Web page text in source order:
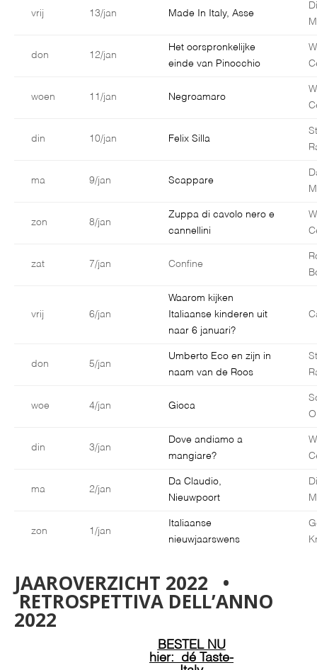
vrij 13/jan Made In Italy, Asse
don 12/jan
Het oorspronkelijke
einde van Pinocchio
woen 11/jan Negroamaro
din 10/jan Felix Silla
ma 9/jan Scappare
zon 8/jan
Zuppa di cavolo nero e
cannellini
zat 7/jan Confine
vrij 6/jan
Waarom kijken
Italiaanse kinderen uit
naar 6 januari?
don 5/jan
Umberto Eco en zijn in
naam van de Roos
woe 4/jan Gioca
din 3/jan
Dove andiamo a
mangiare?
ma 2/jan
Da Claudio,
Nieuwpoort
zon 1/jan
Italiaanse
nieuwjaarswens
JAAROVERZICHT 2022 •
RETROSPETTIVA DELL’ANNO
2022
BESTEL NU
hier: dé Taste-